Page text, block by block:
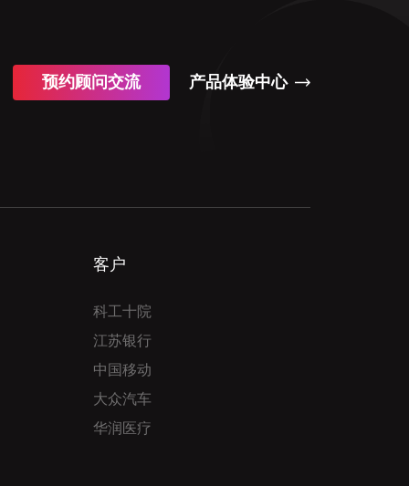
预约顾问交流 产品体验中心
客户
科工十院
江苏银行
中国移动
大众汽车
华润医疗